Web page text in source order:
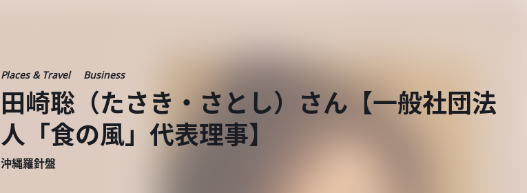
Places & Travel Business
田崎聡（たさき・さとし）さん【一般社団法
人「食の風」代表理事】
沖縄羅針盤